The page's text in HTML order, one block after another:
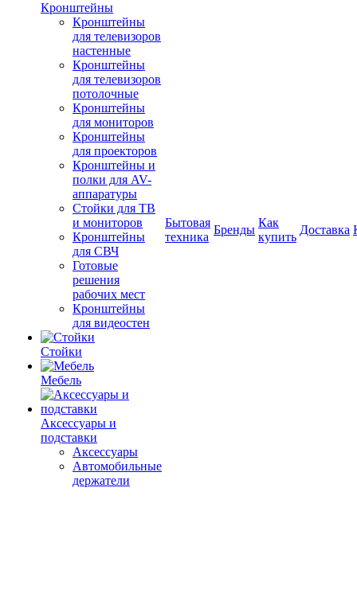
Кронштейны
Кронштейны
для телевизоров
настенные
Кронштейны
для телевизоров
потолочные
Кронштейны
для мониторов
Кронштейны
для проекторов
Кронштейны и
полки для AV-
аппаратуры
Стойки для ТВ
и мониторов
Кронштейны
для СВЧ
Готовые
решения
рабочих мест
Кронштейны
для видеостен
Стойки
Мебель
Аксессуары и
подставки
Аксессуары
Автомобильные
держатели
Бытовая
техника
Бренды
Как
купить
Доставка